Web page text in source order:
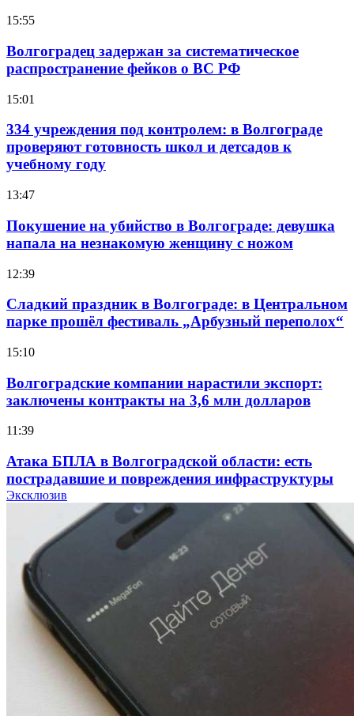
15:55
Волгоградец задержан за систематическое
распространение фейков о ВС РФ
15:01
334 учреждения под контролем: в Волгограде
проверяют готовность школ и детсадов к
учебному году
13:47
Покушение на убийство в Волгограде: девушка
напала на незнакомую женщину с ножом
12:39
Сладкий праздник в Волгограде: в Центральном
парке прошёл фестиваль „Арбузный переполох“
15:10
Волгоградские компании нарастили экспорт:
заключены контракты на 3,6 млн долларов
11:39
Атака БПЛА в Волгоградской области: есть
пострадавшие и повреждения инфраструктуры
Волгоградские вузы в топе зарплатного
рейтинга: ВолгГТУ и ВолгГМУ вошли в топ‑15
для химической отрасли и фармацевтики
18:39
В Красноармейском районе Волгограда стартует
конкурс на ремонт моста через Волго‑Донской
судоходный канал
Эксклюзив